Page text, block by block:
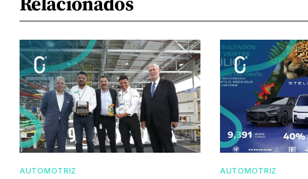
AUTOMOTRIZ AUTOMOTRIZ